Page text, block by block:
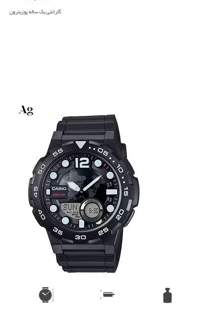
گارانتی یک ساله پوزیترون